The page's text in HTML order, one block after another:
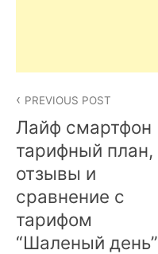
navigation
PREVIOUS POST
Лайф смартфон
тарифный план,
отзывы и
сравнение с
тарифом
“Шаленый день”